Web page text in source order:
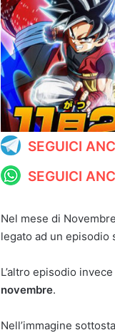
SEGUICI
SEGUICI
Nel mese di
legato ad un episodio
L’altro episodio
novembre.
Nell’immagine